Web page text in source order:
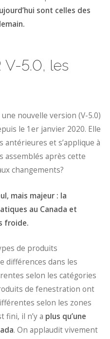
sont celles des
V-5.0, les
nouvelle version (V-5.0)
le 1er janvier 2020. Elle
antérieures et s’applique à
assemblés après cette
changements?
mais majeur : la
au Canada et
froide.
de produits
différences dans les
selon les catégories
de fenestration ont
selon les zones
fini, il n’y a plus qu’une
. On applaudit vivement